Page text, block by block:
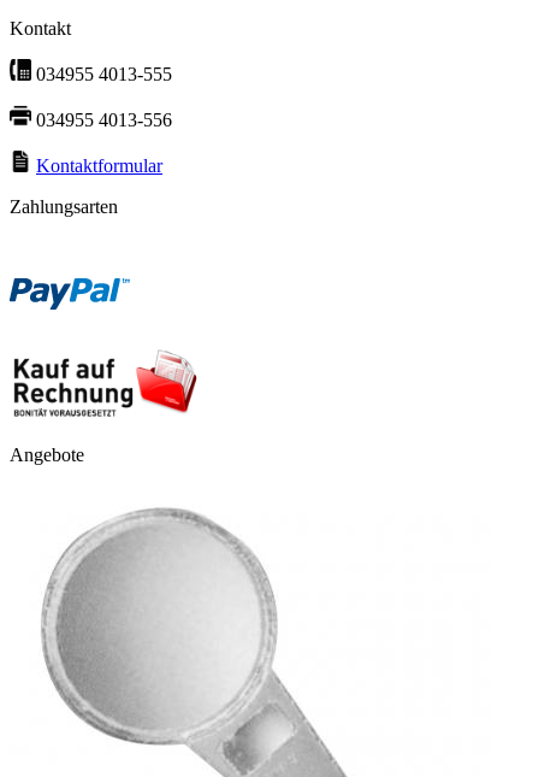
Kontakt
034955 4013-555
034955 4013-556
Kontaktformular
Zahlungsarten
Angebote